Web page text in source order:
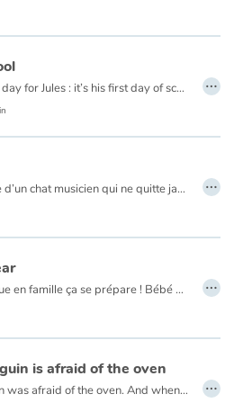
Today’s a big day for Jules : it’s his first day of school ! Things don’t get off to a good start – he arrives late. But that’s just the beginning… Imagine his amazement when he walks in and sees that… all his classmates are animals !
available in French:
…
C’est l’histoire d’un chat musicien qui ne quitte jamais ses instruments. Ses parents se plaignent qu’il fait trop de bruit. Comment ça, du bruit ? C’est de musique qu’il s’agit ! Dans le jardin, une surprise l’attend… …
Un pique-nique en famille ça se prépare ! Bébé ours est très gourmand et veille sur le panier. Quand vient l’heure du départ, l’aventure peut commencer… …
is afraid of the oven
Percy Penguin was afraid of the oven. And when his friends come, they were also afraid of the oven... But why? …